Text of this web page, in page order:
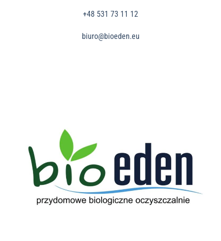
+48 531 73 11 12
biuro@bioeden.eu